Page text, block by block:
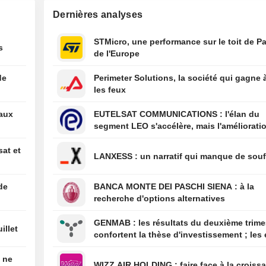
11:06
Le patron de
11:03
L'Inde avertit
américain de
jugée trompeuse
britanniques
facilités de
haut de gamme
et
ne
Dernières analyses
STMicro, une performance sur le toit de
de l'Europe
Perimeter Solutions, la société qui gagne
les feux
EUTELSAT COMMUNICATIONS : l'élan du
segment LEO s'accélère, mais
LANXESS : un narratif qui manque de
BANCA MONTE DEI PASCHI SIENA : à la
recherche d'options alternatives
GENMAB : les résultats du deuxième trimestre
confortent la thèse d'investissement ; les